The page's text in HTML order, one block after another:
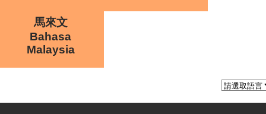
馬來文
Bahasa
Malaysia